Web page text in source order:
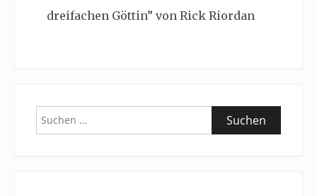
dreifachen Göttin” von Rick Riordan
Suchen
nach: